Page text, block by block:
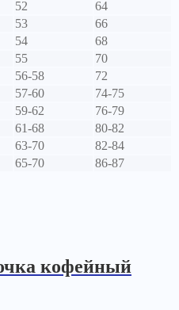
52
64
53
66
54
68
55
70
56-58
72
57-60
74-75
59-62
76-79
61-68
80-82
63-70
82-84
65-70 86-87
кофейный